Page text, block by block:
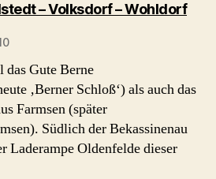
– Volksdorf – Wohldorf
Gute Berne
‚Berner Schloß‘) als auch das
Farmsen (später
Südlich der Bekassinenau
Laderampe Oldenfelde dieser